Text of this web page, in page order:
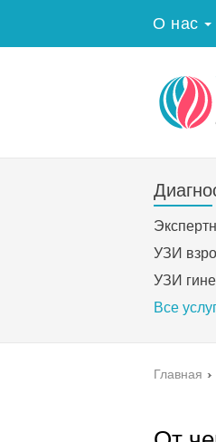
О нас
УЗИ
УЗИ
Все
Главная ›